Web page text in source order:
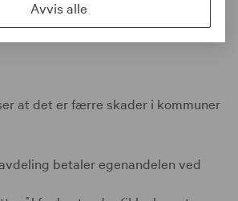
at det er færre skader i kommuner
betaler egenandelen ved
Avvis alle